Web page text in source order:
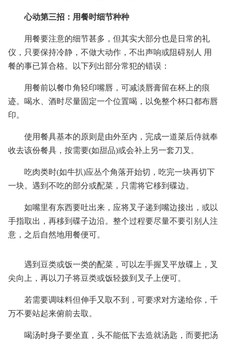
心动第三招：用餐时细节种种
用餐要注意的细节甚多，但其实大部分也是日常的礼
仪，只要保持冷静，不做大动作，不出声响或阻碍别人 用
餐的事已算合格。以下列出部分常犯的错误：
用餐前以餐巾角轻印嘴唇，可减淡唇膏留在杯上的痕
迹。喝水、酒时尽量固定一个位置喝，以免整个杯口都布唇
印。
使用餐具基本的原则是由外至内，完成一道菜后侍就奉
收去该份餐具，按需要(如甜品)或会补上另一套刀叉。
吃肉类时(如牛扒)应丛个角落开始切，吃完一块再切下
一块。遇到不吃的部分或配菜，只需将它移到碟边。
如嘴里有东西要吐出来，应将叉子递到嘴边接出，或以
手指取出，再移到碟子边沿。整个过程要尽量不要引别人注
意，之后自然地用餐便可。
遇到豆类或饭一类的配菜，可以左手握叉平放碟上，叉
尖向上，再以刀子将豆类或饭轻拨到叉子上便可。
若需要调味料但伸手又取不到，可要求对方递给你，千
万不要站起来俯前去取。
喝汤时身子要坐直，头不能低下去造就汤匙，而要把汤